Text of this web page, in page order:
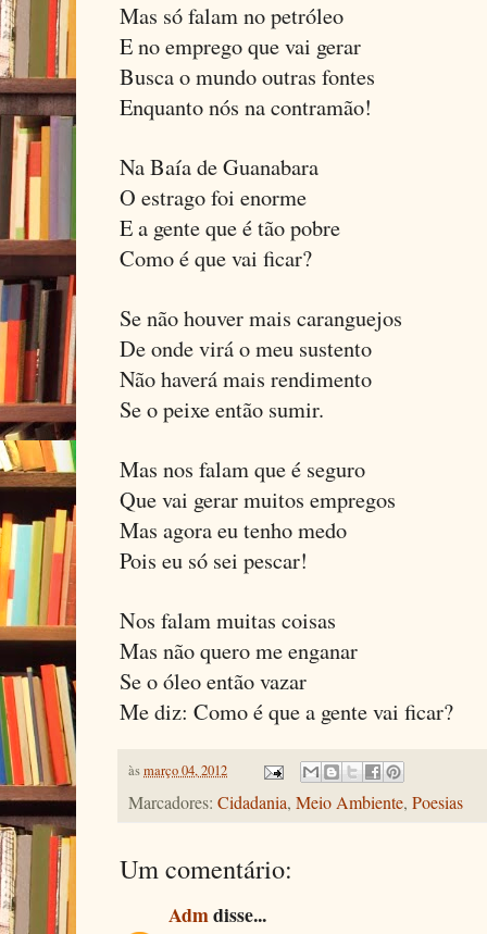
Mas só falam no petróleo
E no emprego que vai gerar
Busca o mundo outras fontes
Enquanto nós na contramão!
Na Baía de Guanabara
O estrago foi enorme
E a gente que é tão pobre
Como é que vai ficar?
Se não houver mais caranguejos
De onde virá o meu sustento
Não haverá mais rendimento
Se o peixe então sumir.
Mas nos falam que é seguro
Que vai gerar muitos empregos
Mas agora eu tenho medo
Pois eu só sei pescar!
Nos falam muitas coisas
Mas não quero me enganar
Se o óleo então vazar
Me diz: Como é que a gente vai ficar?
àsmarço 04, 2012
Marcadores: Cidadania, Meio Ambiente, Poesias
Um comentário:
Admdisse...